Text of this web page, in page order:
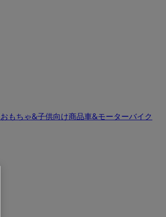
おもちゃ&子供向け商品車&モーターバイク